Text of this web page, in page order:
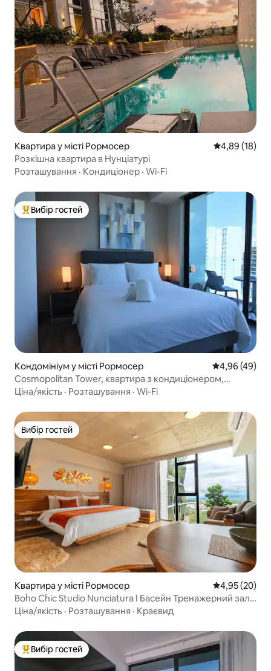
Квартира у місті Рормосер Середня
4,89 (18)
Розкішна квартира в Нунціатурі
Розташування · Кондиціонер · Wi-Fi
Топ вибір гостей
Вибір гостей
Кондомініум у місті Рормосер Середня
4,96 (49)
Cosmopolitan Tower, квартира з кондиціонером,
15 хвилин до аеропорту
Ціна/якість · Розташування · Wi-Fi
Вибір гостей
Вибір гостей
Квартира у місті Рормосер Середня
4,95 (20)
Boho Chic Studio Nunciatura I Басейн Тренажерний зал
Wi-Fi I Nova
Ціна/якість · Розташування · Краєвид
Топ вибір гостей
Вибір гостей